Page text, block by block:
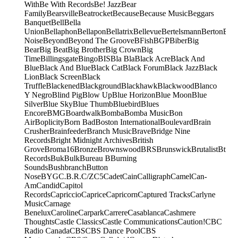
WithBe With RecordsBe! JazzBear
FamilyBearsvilleBeatrocketBecauseBecause MusicBeggars
BanquetBellBella
UnionBellaphonBellaponBellatrixBellevueBertelsmannBerton
NoiseBeyondBeyond The GrooveBFishBGPBiberBig
BearBig BeatBig BrotherBig CrownBig
TimeBillingsgateBingoBISBla BlaBlack AcreBlack And
BlueBlack And BlueBlack CatBlack ForumBlack JazzBlack
LionBlack ScreenBlack
TruffleBlackenedBlackgroundBlackhawkBlackwoodBlanco
Y NegroBlind PigBlow UpBlue HorizonBlue MoonBlue
SilverBlue SkyBlue ThumbBluebirdBlues
EncoreBMGBoardwalkBombaBomba MusicBon
AirBoplicityBorn BadBoston InternationalBoulevardBrain
CrusherBrainfeederBranch MusicBraveBridge Nine
RecordsBright Midnight ArchivesBritish
GroveBroma16BronzeBrownswoodBRSBrunswickBrutalist
RecordsBukBulkBureau BBurning
SoundsBushbranchButton
NoseBYGC.B.R.C/ZC5CadetCainCalligraphCamelCan-
AmCandidCapitol
RecordsCapriccioCapriceCapricornCaptured TracksCarlyne
MusicCarnage
BeneluxCarolineCarparkCarrereCasablancaCashmere
ThoughtsCastle ClassicsCastle CommunicationsCaution!CBC
Radio CanadaCBSCBS Dance PoolCBS